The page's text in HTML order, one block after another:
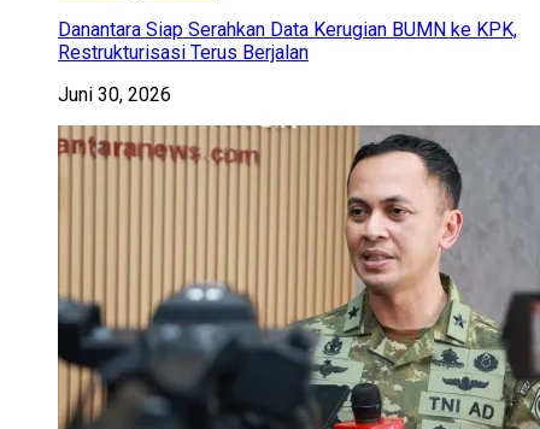
Danantara Siap Serahkan Data Kerugian BUMN ke KPK,
Restrukturisasi Terus Berjalan
Juni 30, 2026